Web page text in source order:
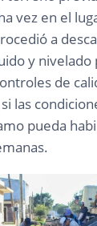
vez en el
a
y nivelado
de
las
pueda